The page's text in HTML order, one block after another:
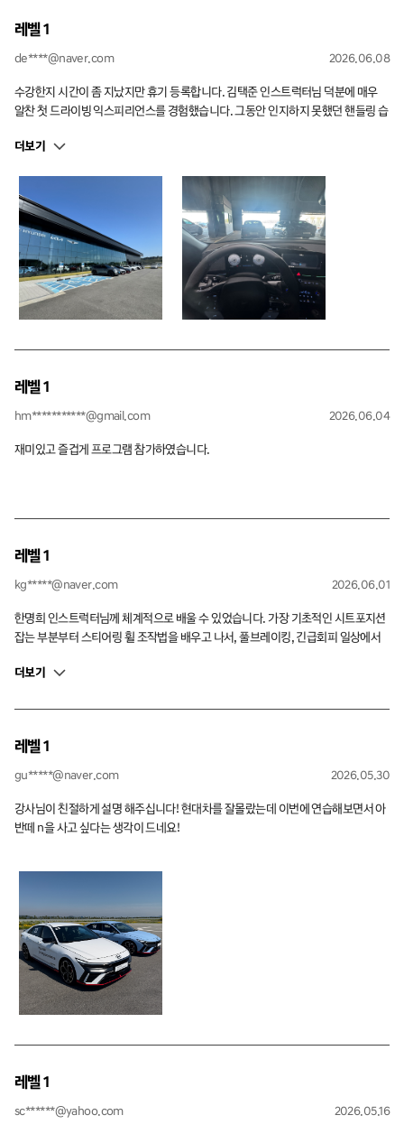
레벨 1
de****@naver.com 2026.06.08
수강한지 시간이 좀 지났지만 휴기 등록합니다. 김택준 인스트럭터님 덕분에 매우
알찬 첫 드라이빙 익스피리언스를 경험했습니다. 그동안 인지하지 못했던 핸들링 습
개선방향을 위해 상세히 설명해주시고 개선을 도와주셔서 매우 즐거운시간을 보냈
시 한번 김택준 인스트럭터님께 감사드리며 덕분에 레벨2, 레벨3까지 단시간에 수강
신청하는 계기가 되었습니다.
더보기
레벨 1
hm***********@gmail.com 2026.06.04
재미있고 즐겁게 프로그램 참가하였습니다.
레벨 1
kg*****@naver.com 2026.06.01
한명희 인스트럭터님께 체계적으로 배울 수 있었습니다. 가장 기초적인 시트포지션
잡는 부분부터 스티어링 휠 조작법을 배우고 나서, 풀브레이킹, 긴급회피 일상에서
한 것을 체감할수 있었습니다. 특히 오버스티어를 카운터치는 모듈에서의 주행은 매
껴봐서 다행이었습니다. 서킷주행 또한 커리큘럼에 들어있어 관심을 가지게 되었습
더보기
레벨 1
gu*****@naver.com 2026.05.30
강사님이 친절하게 설명 해주십니다! 현대차를 잘몰랐는데 이번에 연습해보면서 아
반떼 n을 사고 싶다는 생각이 드네요!
레벨 1
sc******@yahoo.com 2026.05.16